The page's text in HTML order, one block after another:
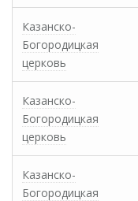
Казанско-
Богородицкая
церковь
Казанско-
Богородицкая
церковь
Казанско-
Богородицкая